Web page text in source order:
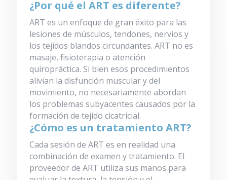
¿Por qué el ART es diferente?
ART es un enfoque de gran éxito para las
lesiones de músculos, tendones, nervios y
los tejidos blandos circundantes. ART no es
masaje, fisioterapia o atención
quiropráctica. Si bien esos procedimientos
alivian la disfunción muscular y del
movimiento, no necesariamente abordan
los problemas subyacentes causados ​​por la
formación de tejido cicatricial.
¿Cómo es un tratamiento ART?
Cada sesión de ART es en realidad una
combinación de examen y tratamiento. El
proveedor de ART utiliza sus manos para